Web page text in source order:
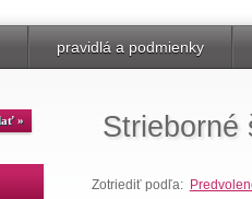
pravidlá a podmienky
Strieborné
Zotriediť podľa: